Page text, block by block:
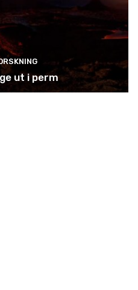
ut i perm